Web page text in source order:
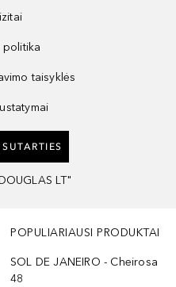
politika
taisyklės
LT"
POPULIARIAUSI PRODUKTAI
SOL DE JANEIRO - Cheirosa
48